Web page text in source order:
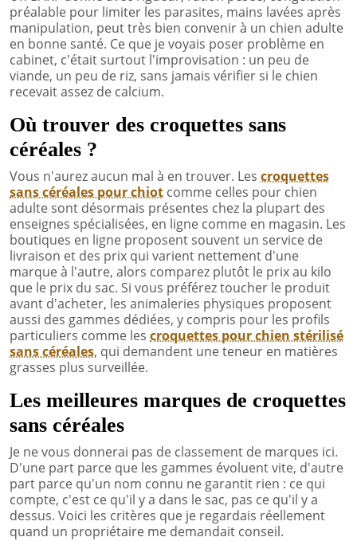
préalable pour limiter les parasites, mains lavées après
manipulation, peut très bien convenir à un chien adulte
en bonne santé. Ce que je voyais poser problème en
cabinet, c'était surtout l'improvisation : un peu de
viande, un peu de riz, sans jamais vérifier si le chien
recevait assez de calcium.
Où trouver des croquettes sans
céréales ?
Vous n'aurez aucun mal à en trouver. Les croquettes
sans céréales pour chiot comme celles pour chien
adulte sont désormais présentes chez la plupart des
enseignes spécialisées, en ligne comme en magasin. Les
boutiques en ligne proposent souvent un service de
livraison et des prix qui varient nettement d'une
marque à l'autre, alors comparez plutôt le prix au kilo
que le prix du sac. Si vous préférez toucher le produit
avant d'acheter, les animaleries physiques proposent
aussi des gammes dédiées, y compris pour les profils
particuliers comme les croquettes pour chien stérilisé
sans céréales, qui demandent une teneur en matières
grasses plus surveillée.
Les meilleures marques de croquettes
sans céréales
Je ne vous donnerai pas de classement de marques ici.
D'une part parce que les gammes évoluent vite, d'autre
part parce qu'un nom connu ne garantit rien : ce qui
compte, c'est ce qu'il y a dans le sac, pas ce qu'il y a
dessus. Voici les critères que je regardais réellement
quand un propriétaire me demandait conseil.